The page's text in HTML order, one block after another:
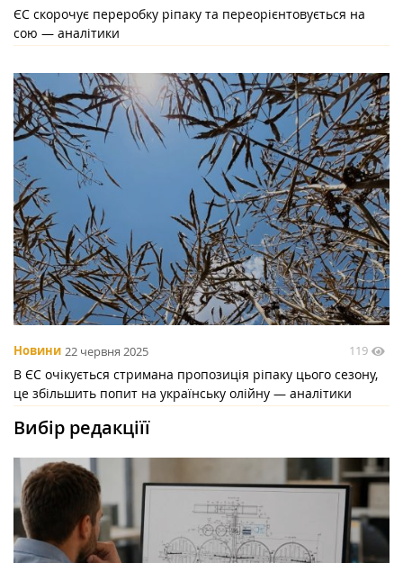
ЄС скорочує переробку ріпаку та переорієнтовується на
сою — аналітики
Новини 22 червня 2025 119
В ЄС очікується стримана пропозиція ріпаку цього сезону,
це збільшить попит на українську олійну — аналітики
Вибір редакціїї